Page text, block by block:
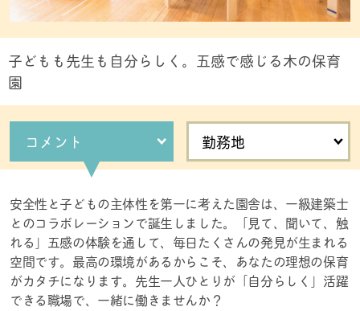
子どもも先生も自分らしく。五感で感じる木の保育
園
コメント 勤務地
安全性と子どもの主体性を第一に考えた園舎は、一級建築士
とのコラボレーションで誕生しました。「見て、聞いて、触
れる」五感の体験を通して、毎日たくさんの発見が生まれる
空間です。最高の環境があるからこそ、あなたの理想の保育
がカタチになります。先生一人ひとりが「自分らしく」活躍
できる職場で、一緒に働きませんか？